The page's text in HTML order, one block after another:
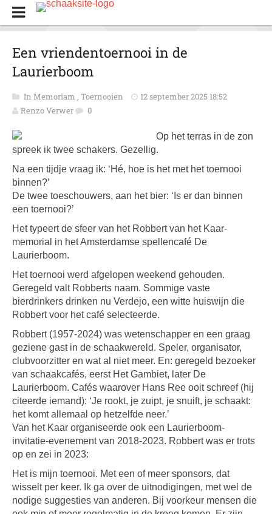
Een vriendentoernooi in de
Laurierboom
In Memoriam , Toernooien
12 september 2025 18:52
Renzo Verwer
0
Op het terras in de zon
spreek ik twee schakers. Gezellig.
Na een tijdje vraag ik: ‘Hé, hoe is het met het toernooi
binnen?’
De twee toeschouwers, aan het bier: ‘Is er dan binnen
een toernooi?’
Het typeert de sfeer van het Robbert van het Kaar-
memorial in het Amsterdamse spellencafé De
Laurierboom.
Het toernooi werd afgelopen weekend gehouden.
Geregeld valt Robberts naam. Sommige vaste
bierdrinkers drinken nu Verdejo, een witte huiswijn die
Robbert voor het café selecteerde.
Robbert (1957-2024) was wetenschapper en een graag
geziene gast in de schaakwereld. Speler, organisator,
clubvoorzitter en wat al niet meer. En: geregeld bezoeker
van schaakcafés, eerst Het Gambiet, later De
Laurierboom. Cafés waarover Hans Ree ooit schreef (hij
citeerde iemand): ‘Je rookt, je zuipt, je snuift, je schaakt:
het komt allemaal op hetzelfde neer.’
Van het Kaar organiseerde ook een Laurierboom-
invitatie-evenement van 2018-2023. Robbert was er trots
op en zei in 2023:
Het is mijn toernooi. Met een of meer sponsors, dat
wisselt per keer. Ik ga over de uitnodigingen, met wel de
nodige suggesties van anderen. Bij voorkeur mensen die